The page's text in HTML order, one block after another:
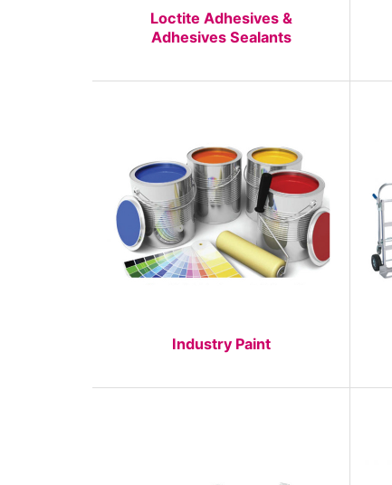
Loctite Adhesives &
Adhesives Sealants
Industry Paint